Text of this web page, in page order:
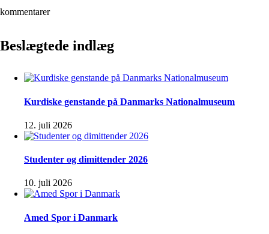
kommentarer
Beslægtede indlæg
Kurdiske genstande på Danmarks Nationalmuseum
12. juli 2026
Studenter og dimittender 2026
10. juli 2026
Amed Spor i Danmark